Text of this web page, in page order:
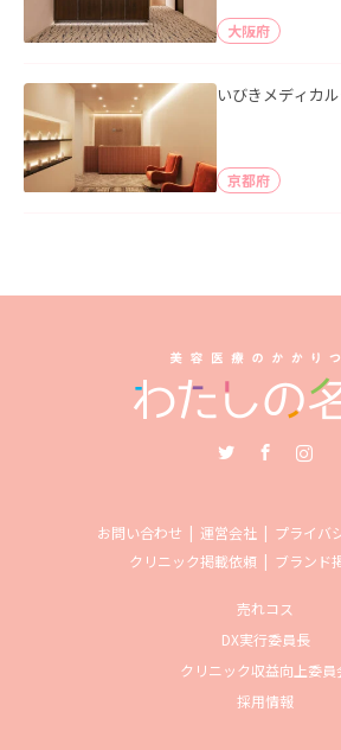
大阪府
いびきメディカ
京都府
お問い合わせ 運営会社
プライバ
クリニック掲載依頼
ブランド
売れコス
DX実行委員長
クリニック収益向上委員
採用情報